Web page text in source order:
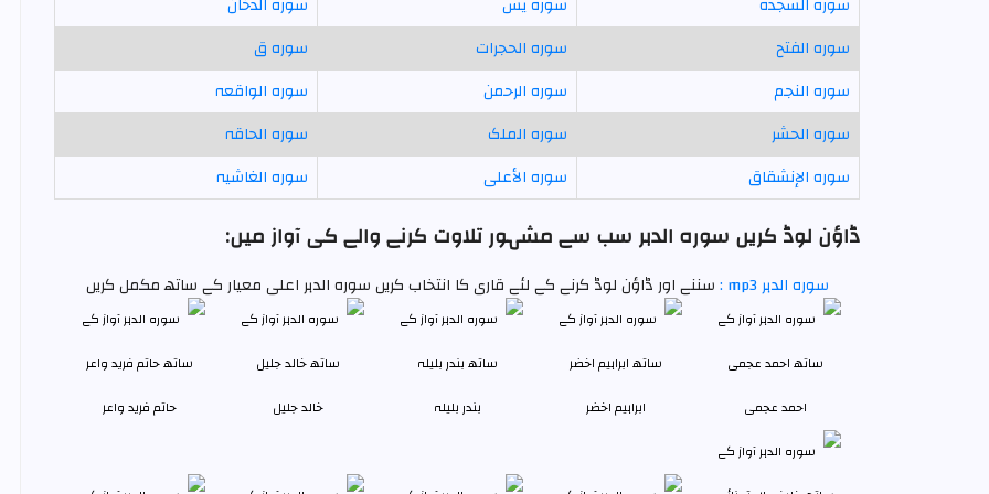
سورہ الفتح
سورہ الحجرات
سورہ ق
سورہ النجم
سورہ الرحمن
سورہ الواقعہ
سورہ الحشر
سورہ الملک
سورہ الحاقہ
سورہ الإنشقاق
سورہ الأعلى سورہ الغاشیہ
ڈاؤن لوڈ کریں سورہ الدہر سب سے مشہور تلاوت کرنے والے کی آواز میں:
سورہ الدہر mp3 : سننے اور ڈاؤن لوڈ کرنے کے لئے قاری کا انتخاب کریں سورہ الدہر اعلی معیار کے ساتھ مکمل کریں
احمد عجمی ابراہیم اخضر بندر بليلہ خالد جليل حاتم فرید واعر